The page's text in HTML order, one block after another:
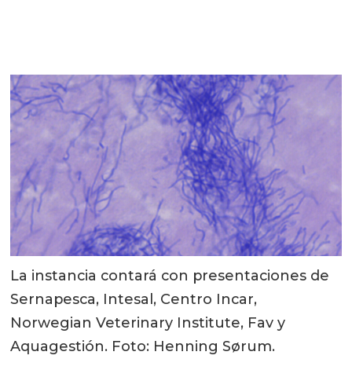
La instancia contará con presentaciones de
Sernapesca, Intesal, Centro Incar,
Norwegian Veterinary Institute, Fav y
Aquagestión. Foto: Henning Sørum.